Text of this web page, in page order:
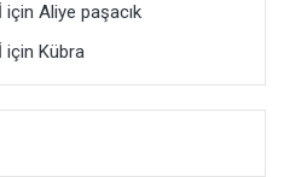
için Aliye paşacık
için Kübra